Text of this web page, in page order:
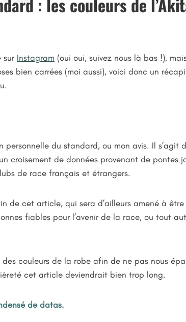
sur Instagram (oui oui, suivez nous là bas !),
bien carrées (moi aussi), voici donc un
personnelle du standard, ou mon avis. Il s’agit
croisement de données provenant de pontes
de race français et étrangers.
de cet article, qui sera d’ailleurs amené à
fiables pour l’avenir de la race, ou tout
des couleurs de la robe afin de ne pas nous
cet article deviendrait bien trop long.
de datas.